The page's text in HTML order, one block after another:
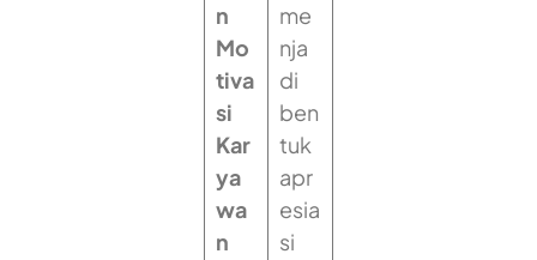
n
Mo
tiva
si
Kar
ya
wa
n
me
nja
di
ben
tuk
apr
esia
si